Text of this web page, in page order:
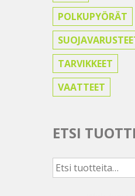
POLKUPYÖRÄT
TARVIKKEET
VAATTEET
ETSI
Etsi: